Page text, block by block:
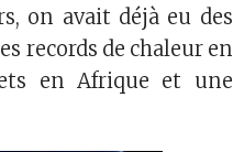
on avait déjà eu des
records de chaleur en
en Afrique et une